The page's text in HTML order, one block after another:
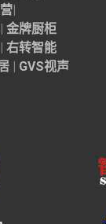
金牌厨柜
右转智能
GVS视声